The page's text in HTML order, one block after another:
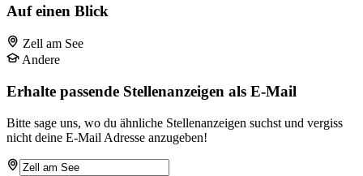
Auf einen Blick
Zell am See
Andere
Erhalte passende Stellenanzeigen als E-Mail
Bitte sage uns, wo du ähnliche Stellenanzeigen suchst und vergiss
nicht deine E-Mail Adresse anzugeben!